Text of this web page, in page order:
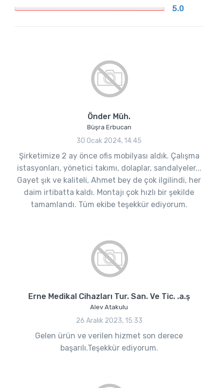
5.0
Önder Müh.
Büşra Erbucan
30 Ocak 2024, 14:45
Şirketimize 2 ay önce ofis mobilyası aldık. Çalışma
istasyonları, yönetici takımı, dolaplar, sandalyeler...
Gayet şık ve kaliteli, Ahmet bey de çok ilgilindi, her
daim irtibatta kaldı. Montajı çok hızlı bir şekilde
tamamlandı. Tüm ekibe teşekkür ediyorum.
Erne Medikal Cihazları Tur. San. Ve Tic. .a.ş
Alev Atakulu
26 Aralık 2023, 15:33
Gelen ürün ve verilen hizmet son derece
başarılı.Teşekkür ediyorum.